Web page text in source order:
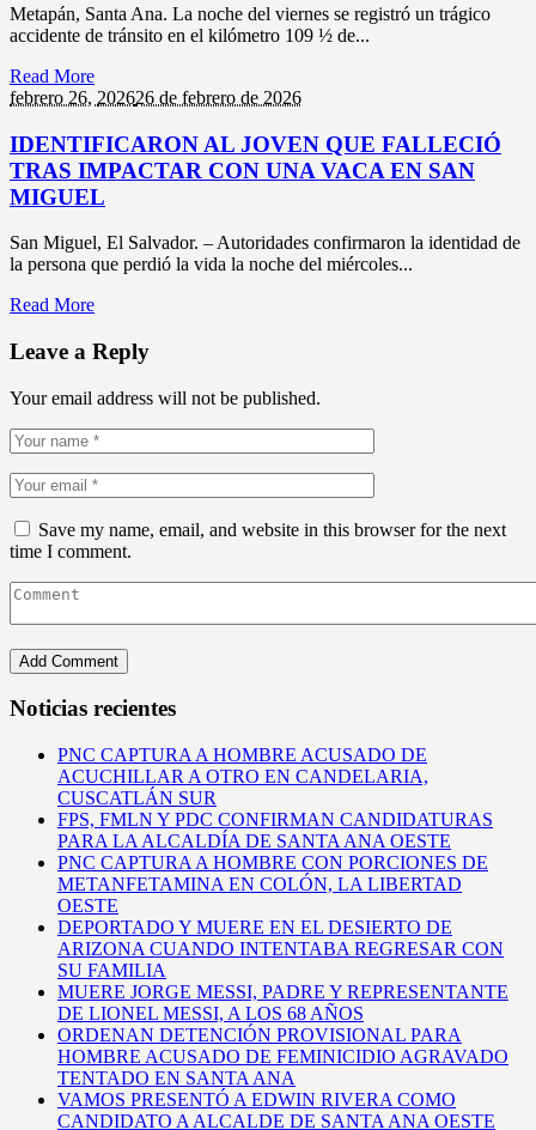
Metapán, Santa Ana. La noche del viernes se registró un trágico
accidente de tránsito en el kilómetro 109 ½ de...
Read More
febrero 26, 202626 de febrero de 2026
IDENTIFICARON AL JOVEN QUE FALLECIÓ
TRAS IMPACTAR CON UNA VACA EN SAN
MIGUEL
San Miguel, El Salvador. – Autoridades confirmaron la identidad de
la persona que perdió la vida la noche del miércoles...
Read More
Leave a Reply
Your email address will not be published.
Save my name, email, and website in this browser for the next
time I comment.
Noticias recientes
PNC CAPTURA A HOMBRE ACUSADO DE
ACUCHILLAR A OTRO EN CANDELARIA,
CUSCATLÁN SUR
FPS, FMLN Y PDC CONFIRMAN CANDIDATURAS
PARA LA ALCALDÍA DE SANTA ANA OESTE
PNC CAPTURA A HOMBRE CON PORCIONES DE
METANFETAMINA EN COLÓN, LA LIBERTAD
OESTE
DEPORTADO Y MUERE EN EL DESIERTO DE
ARIZONA CUANDO INTENTABA REGRESAR CON
SU FAMILIA
MUERE JORGE MESSI, PADRE Y REPRESENTANTE
DE LIONEL MESSI, A LOS 68 AÑOS
ORDENAN DETENCIÓN PROVISIONAL PARA
HOMBRE ACUSADO DE FEMINICIDIO AGRAVADO
TENTADO EN SANTA ANA
VAMOS PRESENTÓ A EDWIN RIVERA COMO
CANDIDATO A ALCALDE DE SANTA ANA OESTE